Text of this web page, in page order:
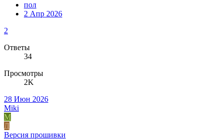
пол
2 Апр 2026
2
Ответы
34
Просмотры
2K
28 Июн 2026
Miki
M
Д
Версия прошивки